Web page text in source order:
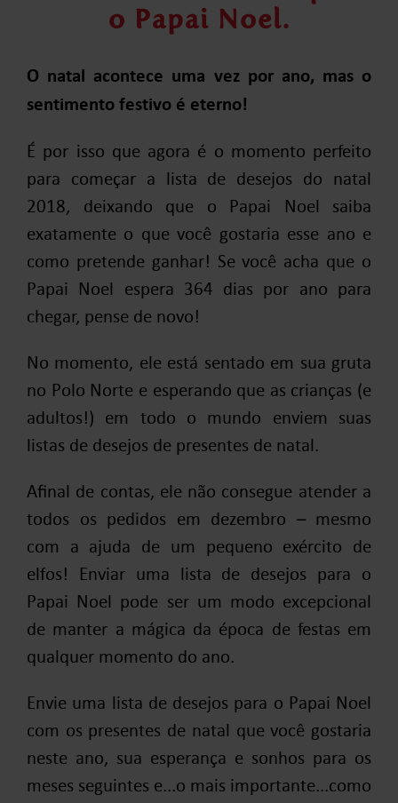
o Papai Noel.
O natal acontece uma vez por ano, mas o
sentimento festivo é eterno!
É por isso que agora é o momento perfeito
para começar a lista de desejos do natal
2018, deixando que o Papai Noel saiba
exatamente o que você gostaria esse ano e
como pretende ganhar! Se você acha que o
Papai Noel espera 364 dias por ano para
chegar, pense de novo!
No momento, ele está sentado em sua gruta
no Polo Norte e esperando que as crianças (e
adultos!) em todo o mundo enviem suas
listas de desejos de presentes de natal.
Afinal de contas, ele não consegue atender a
todos os pedidos em dezembro – mesmo
com a ajuda de um pequeno exército de
elfos! Enviar uma lista de desejos para o
Papai Noel pode ser um modo excepcional
de manter a mágica da época de festas em
qualquer momento do ano.
Envie uma lista de desejos para o Papai Noel
com os presentes de natal que você gostaria
neste ano, sua esperança e sonhos para os
meses seguintes e...o mais importante...como